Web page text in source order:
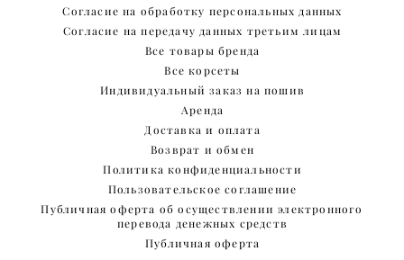
Согласие на обработку персональных данных
Согласие на передачу данных третьим лицам
Все товары бренда
Все корсеты
Индивидуальный заказ на пошив
Аренда
Доставка и оплата
Возврат и обмен
Политика конфиденциальности
Пользовательское соглашение
Публичная оферта об осуществлении электронного
перевода денежных средств
Публичная оферта